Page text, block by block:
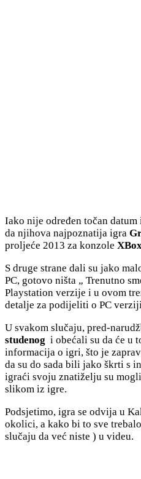
Iako nije određen točan datum
da njihova najpoznatija igra
proljeće 2013 za konzole
S druge strane dali su jako
PC, gotovo ništa „ Trenutno
Playstation verzije i u ovom
detalje za podijeliti o PC
U svakom slučaju, pred-
studenog i obećali su da će u
informacija o igri, što je
da su do sada bili jako škrti s
igraći svoju znatiželju su
slikom iz igre.
Podsjetimo, igra se odvija u
okolici, a kako bi to sve
slučaju da već niste ) u videu.